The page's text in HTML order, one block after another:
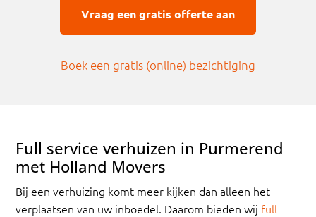
Vraag een gratis offerte aan
Boek een gratis (online) bezichtiging
Full service verhuizen in Purmerend
met Holland Movers
Bij een verhuizing komt meer kijken dan alleen het
verplaatsen van uw inboedel. Daarom bieden wij full